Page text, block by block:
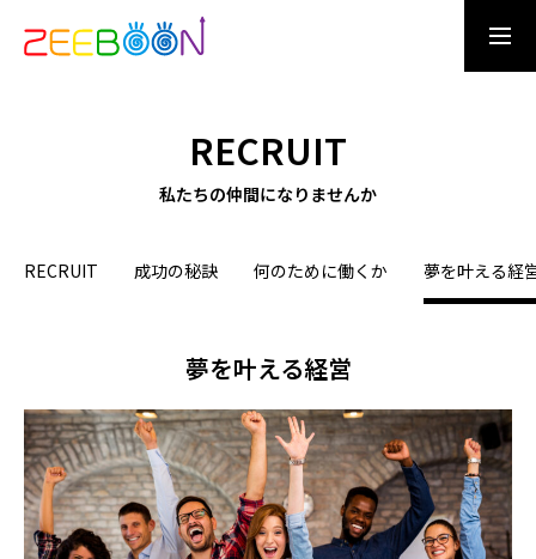
OUR DREAM
WHAT IS ZEEBOON
BUSINESS
お客様の夢を応援すること
RECRUIT
私たちの仲間になりませんか
RECRUIT 成功の秘訣 何のために働くか 夢を叶える経
夢を叶える経営